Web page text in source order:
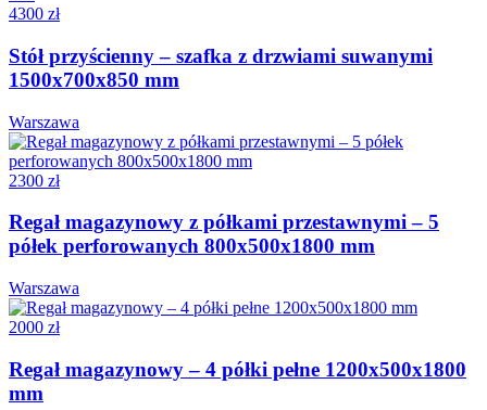
4300 zł
Stół przyścienny – szafka z drzwiami suwanymi
1500x700x850 mm
Warszawa
2300 zł
Regał magazynowy z półkami przestawnymi – 5
półek perforowanych 800x500x1800 mm
Warszawa
2000 zł
Regał magazynowy – 4 półki pełne 1200x500x1800
mm